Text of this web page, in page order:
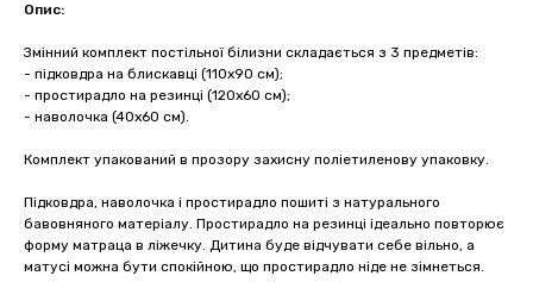
Опис:
Змінний комплект постільної білизни складається з 3 предметів:
- підковдра на блискавці (110х90 см);
- простирадло на резинці (120х60 см);
- наволочка (40х60 см).
Комплект упакований в прозору захисну поліетиленову упаковку.
Підковдра, наволочка і простирадло пошиті з натурального
бавовняного матеріалу. Простирадло на резинці ідеально повторює
форму матраца в ліжечку. Дитина буде відчувати себе вільно, а
матусі можна бути спокійною, що простирадло ніде не зімнеться.